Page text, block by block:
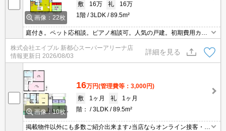
画像：22枚
敷
16万 礼
16万
1階
3LDK 89.5m²
庭付き。ペット応相談。ピアノ相談可。人気の戸建。初期費用カー
ド払い可。初期費用分割払い可。
株式会社エイブル 新都心スーパーアリーナ店
情報更新日 2026/08/03
詳細を見る
画像：10枚
16万円(管理費等：3,000円)
敷
1ヶ月 礼
1ヶ月
階：
3LDK 89.5m²
掲載物件以外にも多数ご紹介出来ます♪当店ならオンライン接客・内